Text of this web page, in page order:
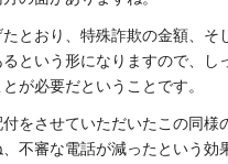
とおり、特殊詐欺の金額、そ
という形になりますので、し
が必要だということです。
をさせていただいたこの同様
不審な電話が減ったという効